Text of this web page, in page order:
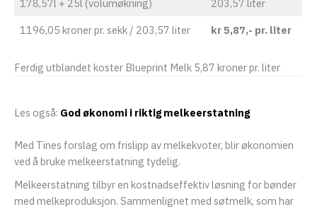
178,57l + 25l (volumøkning)
203,57 liter
1196,05 kroner pr. sekk / 203,57 liter
kr 5,87,- pr. liter
Ferdig utblandet koster Blueprint Melk 5,87 kroner pr. liter
Les også: God økonomi i riktig melkeerstatning
Med Tines forslag om frislipp av melkekvoter, blir økonomien
ved å bruke melkeerstatning tydelig.
Melkeerstatning tilbyr en kostnadseffektiv løsning for bønder
med melkeproduksjon. Sammenlignet med søtmelk, som har